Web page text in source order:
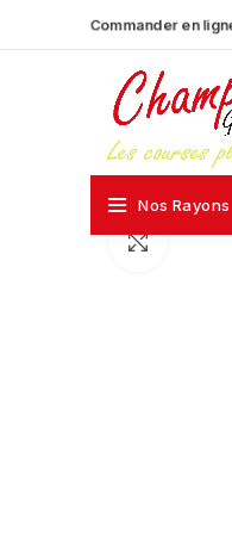
Commander en
Nos Rayons